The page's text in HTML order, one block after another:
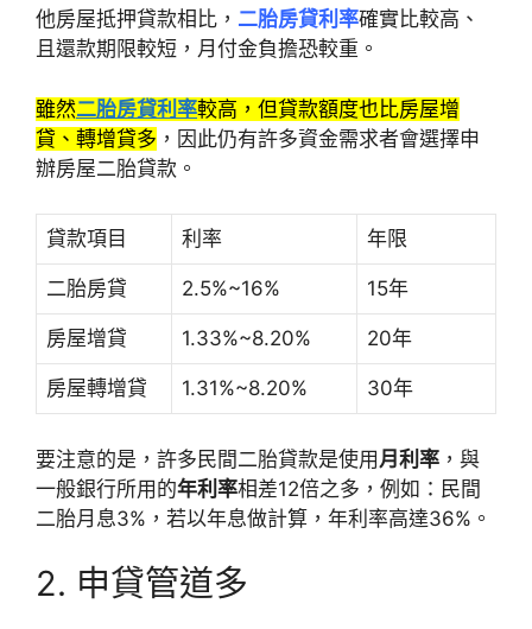
他房屋抵押貸款相比， 二胎房貸利率確實比較高、
且還款期限較短，月付金負擔恐較重。
雖然二胎房貸利率較高，但貸款額度也比房屋增
貸、轉增貸多 ，因此仍有許多資金需求者會選擇申
辦房屋二胎貸款。
貸款項目 利率 年限
二胎房貸 2.5%~16% 15年
房屋增貸 1.33%~8.20% 20年
房屋轉增貸 1.31%~8.20% 30年
要注意的是，許多民間二胎貸款是使用月利率 ，與
一般銀行所用的年利率相差12倍之多，例如：民間
二胎月息3%，若以年息做計算，年利率高達36%。
2. 申貸管道多